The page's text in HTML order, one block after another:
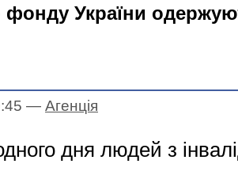
фонду України
— Агенцiя
дня людей з